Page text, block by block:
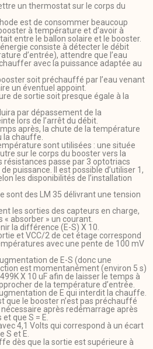
un thermostat sur le corps du
est de consommer beaucoup
à température et d’avoir à
entre le ballon solaire et le booster.
consiste à détecter le débit
d’entrée), attendre que l’eau
avec la puissance adaptée au
soit préchauffé par l’eau venant
un éventuel appoint.
de sortie soit presque égale à la
par dépassement de la
lors de l’arrêt du débit.
après, la chute de la température
la chauffe.
sont utilisées : une située
sur le corps du booster vers la
résistances passe par 3 optotriacs
puissance. Il est possible d’utiliser 1,
les disponibilités de l’installation
sont des LM 35 délivrant une tension
les sorties des capteurs en charge,
absorber » un courant.
la différence (E-S) X 10.
et VCC/2 de cet étage correspond
avec une pente de 100 mV
de E-S (donc une
est momentanément (environ 5 s)
X 10 uF afin de laisser le temps à
de la température d’entrée.
de E qui interdit la chauffe.
que le booster n’est pas préchauffé
après redémarrage après
que S = E.
4,1 Volts qui correspond à un écart
S et E.
dès que la sortie est supérieure à